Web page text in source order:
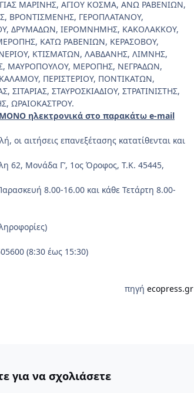
ΜΑΡΙΝΗΣ, ΑΓΙΟΥ ΚΟΣΜΑ, ΑΝΩ ΡΑΒΕΝΙΩΝ,
ΒΡΟΝΤΙΣΜΕΝΗΣ, ΓΕΡΟΠΛΑΤΑΝΟΥ,
ΔΡΥΜΑΔΩΝ, ΙΕΡΟΜΝΗΜΗΣ, ΚΑΚΟΛΑΚΚΟΥ,
ΚΑΤΩ ΡΑΒΕΝΙΩΝ, ΚΕΡΑΣΟΒΟΥ,
ΚΤΙΣΜΑΤΩΝ, ΛΑΒΔΑΝΗΣ, ΛΙΜΝΗΣ,
ΜΑΥΡΟΠΟΥΛΟΥ, ΜΕΡΟΠΗΣ, ΝΕΓΡΑΔΩΝ,
ΠΕΡΙΣΤΕΡΙΟΥ, ΠΟΝΤΙΚΑΤΩΝ,
ΣΤΑΥΡΟΣΚΙΑΔΙΟΥ, ΣΤΡΑΤΙΝΙΣΤΗΣ,
ΩΡΑΙΟΚΑΣΤΡΟΥ.
ηλεκτρονικά στο παρακάτω e-mail
οι αιτήσεις επανεξέτασης κατατίθενται και
62, Μονάδα Γ’, 1ος Όροφος, Τ.Κ. 45445,
8.00-16.00 και κάθε Τετάρτη 8.00-
(8:30 έως 15:30)
πηγή ecopress.gr
για να σχολιάσετε